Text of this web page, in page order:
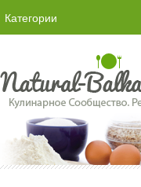
Категории